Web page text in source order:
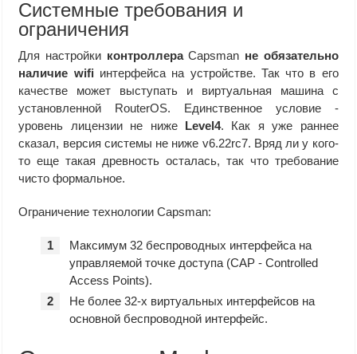
Системные требования и
ограничения
Для настройки контроллераCapsman не обязательно
наличие wifi интерфейса на устройстве. Так что в его
качестве может выступать и виртуальная машина с
установленной RouterOS. Единственное условие -
уровень лицензии не ниже Level4. Как я уже раннее
сказал, версия системы не ниже v6.22rc7. Вряд ли у кого-
то еще такая древность осталась, так что требование
чисто формальное.
Ограничение технологии Capsman:
Максимум 32 беспроводных интерфейса на
управляемой точке доступа (CAP - Controlled
Access Points).
Не более 32-х виртуальных интерфейсов на
основной беспроводной интерфейс.